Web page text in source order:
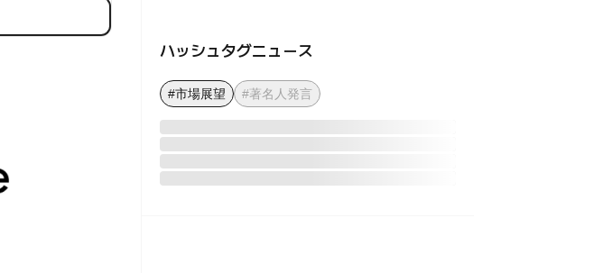
ハッシュタグニュース
#市場展望 #著名人発言